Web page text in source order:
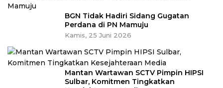
BGN Tidak Hadiri Sidang Gugatan
Perdana di PN Mamuju
Kamis, 25 Juni 2026
Mantan Wartawan SCTV Pimpin HIPSI
Sulbar, Komitmen Tingkatkan